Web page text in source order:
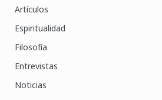
Artículos
Espiritualidad
Filosofía
Entrevistas
Noticias